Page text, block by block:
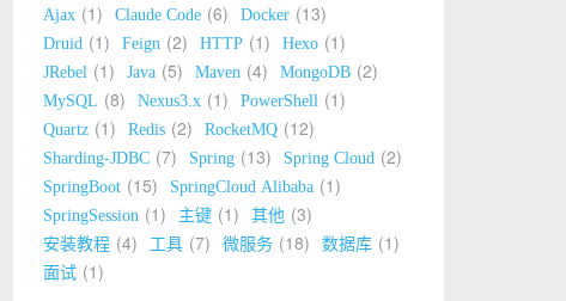
Ajax 1 Claude Code 6 Docker 13
Druid 1 Feign 2 HTTP 1 Hexo 1
JRebel 1 Java 5 Maven 4 MongoDB 2
MySQL 8 Nexus3.x 1 PowerShell 1
Quartz 1 Redis 2 RocketMQ 12
Sharding-JDBC 7 Spring 13 Spring Cloud 2
SpringBoot 15 SpringCloud Alibaba 1
SpringSession 1 主键 1 其他 3
安装教程 4 工具 7 微服务 18 数据库 1
面试 1